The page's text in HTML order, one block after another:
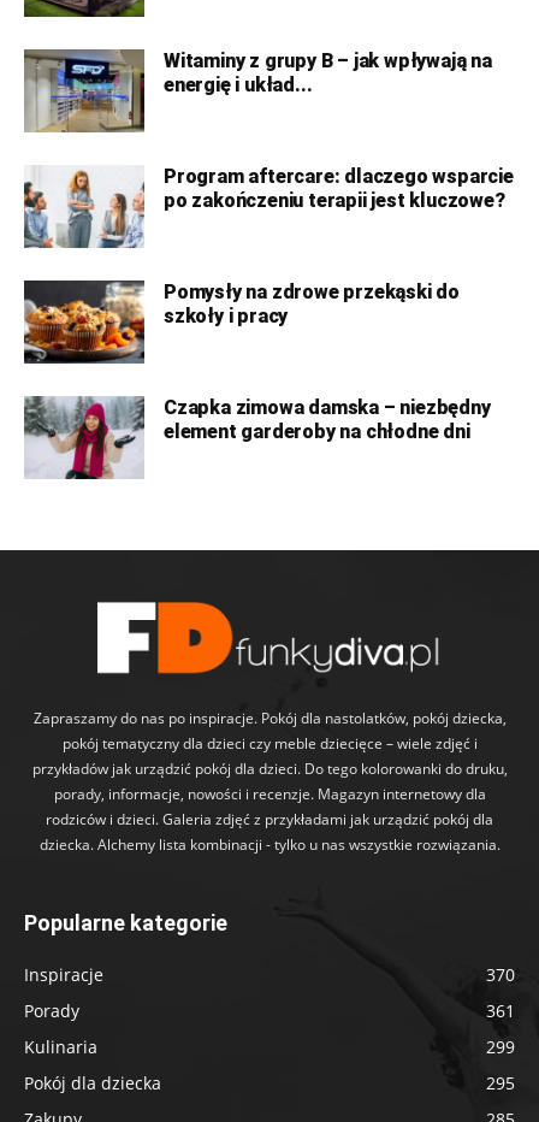
Witaminy z grupy B – jak wpływają na
energię i układ...
Program aftercare: dlaczego wsparcie
po zakończeniu terapii jest kluczowe?
Pomysły na zdrowe przekąski do
szkoły i pracy
Czapka zimowa damska – niezbędny
element garderoby na chłodne dni
Zapraszamy do nas po inspiracje. Pokój dla nastolatków, pokój dziecka,
pokój tematyczny dla dzieci czy meble dziecięce – wiele zdjęć i
przykładów jak urządzić pokój dla dzieci. Do tego kolorowanki do druku,
porady, informacje, nowości i recenzje. Magazyn internetowy dla
rodziców i dzieci. Galeria zdjęć z przykładami jak urządzić pokój dla
dziecka. Alchemy lista kombinacji - tylko u nas wszystkie rozwiązania.
Popularne kategorie
Inspiracje
370
Porady
361
Kulinaria
299
Pokój dla dziecka
295